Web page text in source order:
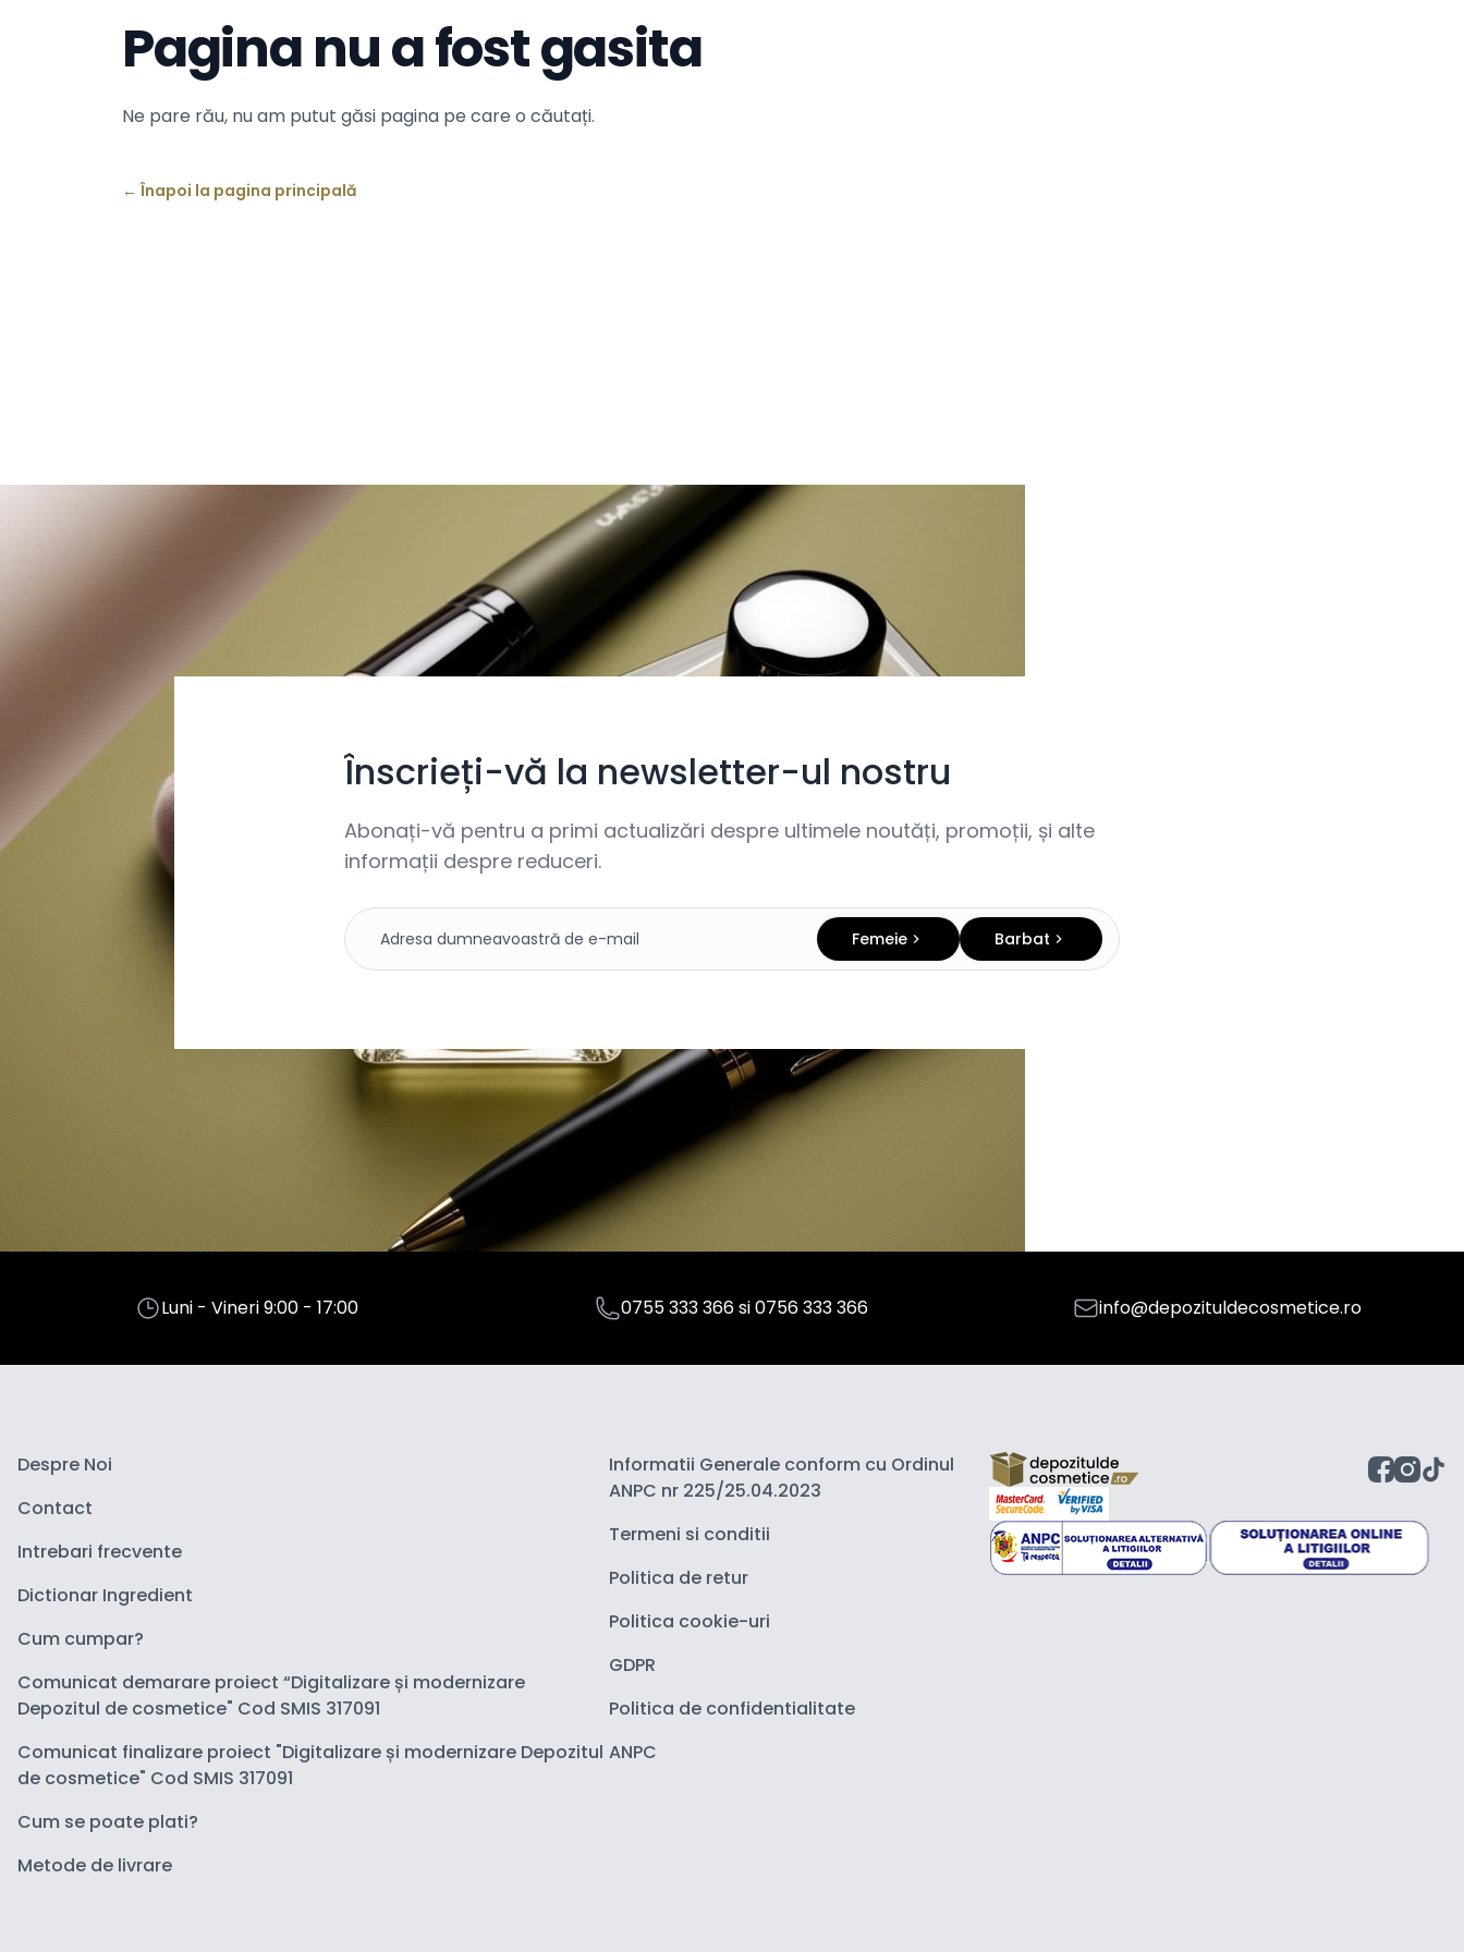
Pagina nu a fost gasita
Ne pare rău, nu am putut găsi pagina pe care o căutați.
← Înapoi la pagina principală
Înscrieți-vă la newsletter-ul nostru
Abonați-vă pentru a primi actualizări despre ultimele noutăți, promoții, și alte
informații despre reduceri.
Femeie Barbat
Luni - Vineri 9:00 - 17:00 0755 333 366si0756 333 366 info@depozituldecosmetice.ro
Despre Noi
Contact
Intrebari frecvente
Dictionar Ingredient
Cum cumpar?
Comunicat demarare proiect “Digitalizare și modernizare
Depozitul de cosmetice" Cod SMIS 317091
Comunicat finalizare proiect "Digitalizare și modernizare Depozitul
de cosmetice" Cod SMIS 317091
Cum se poate plati?
Metode de livrare
Informatii Generale conform cu Ordinul
ANPC nr 225/25.04.2023
Termeni si conditii
Politica de retur
Politica cookie-uri
GDPR
Politica de confidentialitate
ANPC